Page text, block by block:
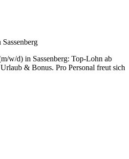
w/d) in Sassenberg: Top-Lohn ab
& Bonus. Pro Personal freut sich